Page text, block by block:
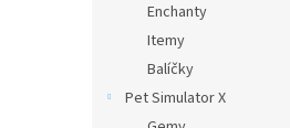
Enchanty
Itemy
Balíčky
Pet Simulator X